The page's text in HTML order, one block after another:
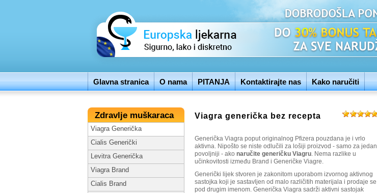
Glavna stranica O nama PITANJA Kontaktirajte nas Kako naručiti
Zdravlje muškaraca
Viagra Generička
Cialis Generički
Levitra Generička
Viagra Brand
Cialis Brand
Viagra generička bez recepta
Generička Viagra poput originalnog Pfizera pouzdana je i vrlo
aktivna. Nipošto se niste odlučili za lošiji proizvod - samo za jedan
povoljniji - ako naručite generičku Viagru . Nema razlike u
učinkovitosti između Brand i Generičke Viagre.
Generički lijek stvoren je zakonitom uporabom izvornog aktivnog
sastojka koji je sastavljen od malo različitih materijala i prodaje se
pod drugim imenom. Generička Viagra sadrži aktivni sastojak